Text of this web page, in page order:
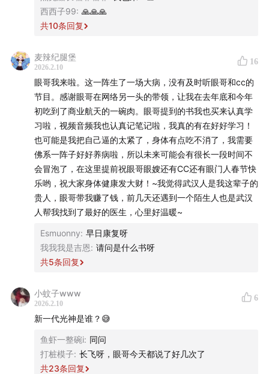
眼哥不偏重于短线博弈，喜欢中长线博弈，是埋伏型种田流
西西子99: 🙏🙏🙏
共10条回复
麦辣纪腿堡
2026.2.10
16
眼哥我来啦。这一阵生了一场大病，没有及时听眼哥和cc的
节目。感谢眼哥在网络另一头的带领，让我在去年底和今年
初吃到了商业航天的一碗肉。眼哥提到的书我也买来认真学
习啦，视频音频我也认真记笔记啦，我真的有在好好学习！
也可能是我把自己逼的太紧了，身体有点吃不消了，我需要
佛系一阵子好好养病啦，所以未来可能会有很长一段时间不
会冒泡了，在这里提前祝眼哥眼嫂还有CC还有眼门人春节快
乐哟，祝大家身体健康发大财！~我觉得武汉人是我这辈子的
贵人，眼哥带我赚了钱，前几天还遇到一个陌生人也是武汉
人帮我找到了最好的医生，心里好温暖~
Esmuonny: 早日康复呀
我我我是吉恩: 请问是什么书呀
共5条回复
小蚊子www
2026.2.10
6
新一代光神是谁？😅
鱼虾一整碗i: 同问
打桩模子: 长飞呀，眼哥今天都说了好几次了
共23条回复